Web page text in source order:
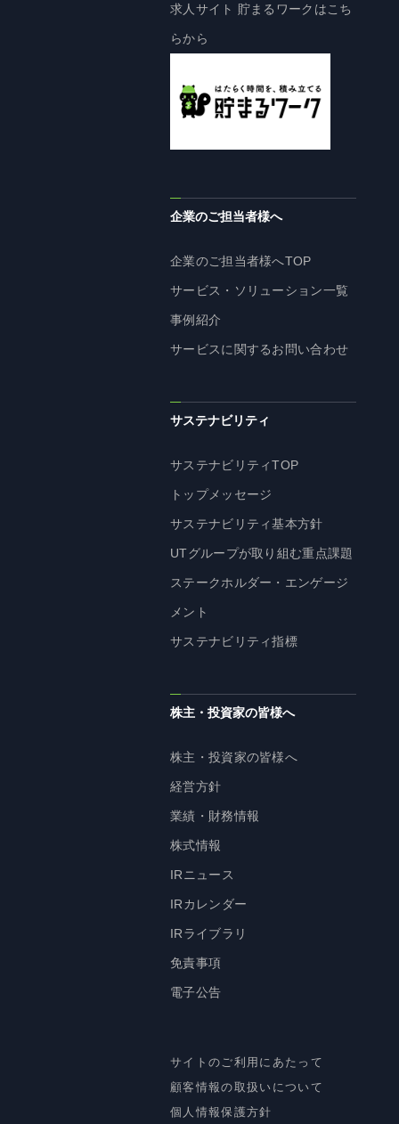
求人サイト 貯まるワークはこち
らから
企業のご担当者様へ
企業のご担当者様へTOP
サービス・ソリューション一覧
事例紹介
サービスに関するお問い合わせ
サステナビリティ
サステナビリティTOP
トップメッセージ
サステナビリティ基本方針
UTグループが取り組む重点課題
ステークホルダー・エンゲージ
メント
サステナビリティ指標
株主・投資家の皆様へ
株主・投資家の皆様へ
経営方針
業績・財務情報
株式情報
IRニュース
IRカレンダー
IRライブラリ
免責事項
電子公告
サイトのご利用にあたって
顧客情報の取扱いについて
個人情報保護方針